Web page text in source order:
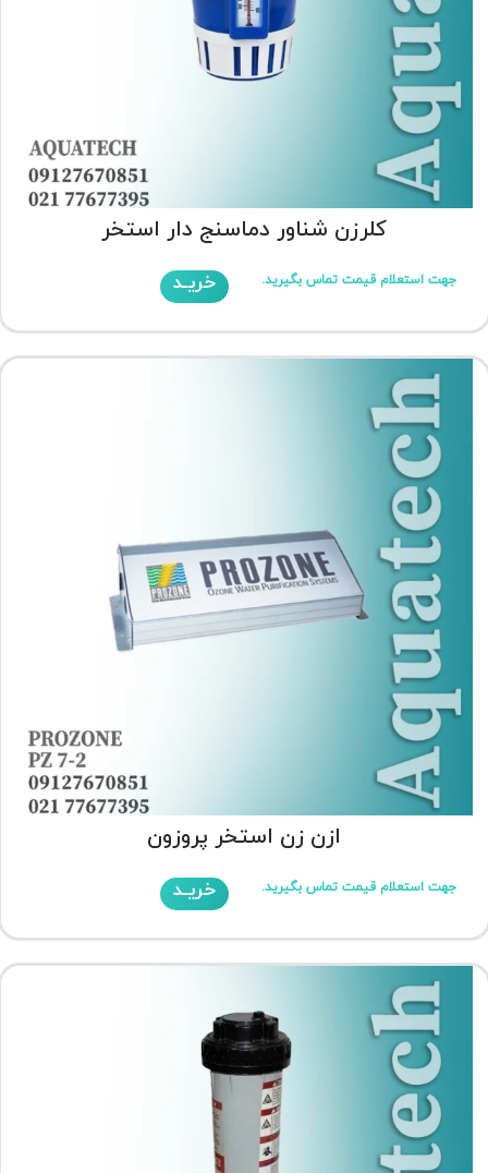
کلرزن شناور دماسنج دار استخر
جهت استعلام قیمت تماس بگیرید. خریـد
ازن زن استخر پروزون
جهت استعلام قیمت تماس بگیرید. خریـد